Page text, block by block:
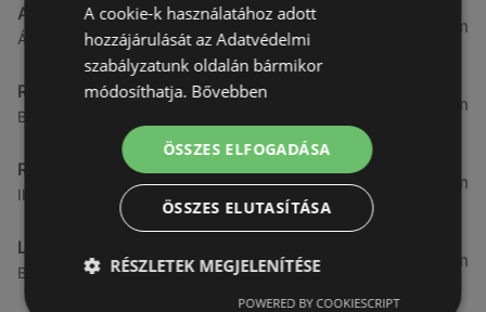
ALDI
Ágfalvi út 4/a, 9400 Sopron
3,26 km
Reál
Besenyő u. 16., 9400 Sopron
3,32 km
Reál
Ibolya út 15., 9400 Sopron
3,41 km
Lidl
Bánfalvi út 12. 12, 9400 Sopron
3,59 km
A cookie-k használatához adott
hozzájárulását az Adatvédelmi
szabályzatunk oldalán bármikor
módosíthatja. Bővebben
ÖSSZES ELFOGADÁSA
ÖSSZES ELUTASÍTÁSA
RÉSZLETEK MEGJELENÍTÉSE
POWERED BY COOKIESCRIPT